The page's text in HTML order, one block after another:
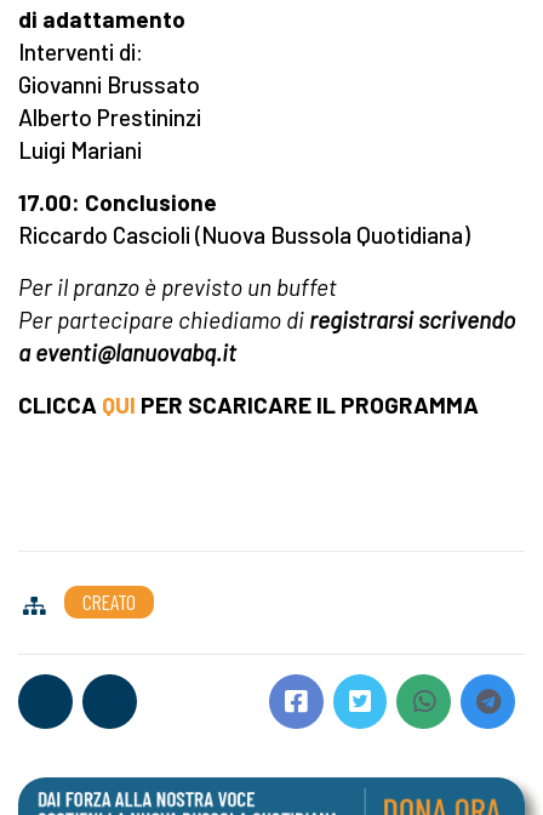
di adattamento
Interventi di:
Giovanni Brussato
Alberto Prestininzi
Luigi Mariani
17.00: Conclusione
Riccardo Cascioli (Nuova Bussola Quotidiana)
Per il pranzo è previsto un buffet
Per partecipare chiediamo di registrarsi scrivendo
a eventi@lanuovabq.it
CLICCA QUI PER SCARICARE IL PROGRAMMA
CREATO